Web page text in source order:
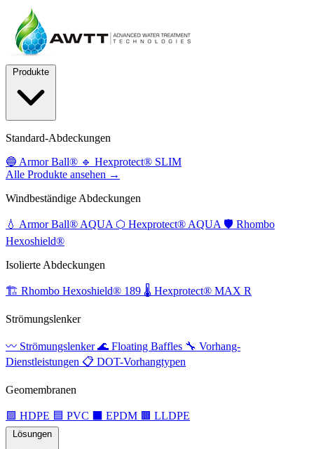
Standard-Abdeckungen
🔵 Armor Ball® 🔹 Hexprotect® SLIM
Alle Produkte ansehen →
Windbeständige Abdeckungen
💧 Armor Ball® AQUA ⬡ Hexprotect® AQUA 🛡️ Rhombo
Hexoshield®
Isolierte Abdeckungen
🏗️ Rhombo Hexoshield® 189 🌡️ Hexprotect® MAX R
Strömungslenker
〰️ Strömungslenker🌊 Floating Baffles 🔧 Vorhang-
Dienstleistungen 📋 DOT-Vorhangtypen
Geomembranen
🟩 HDPE 🟦 PVC EPDM 🟫 LLDPE